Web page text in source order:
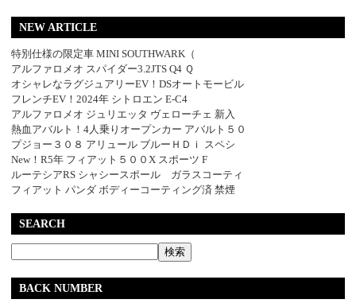
NEW ARTICLE
特別仕様の限定車 MINI SOUTHWARK（
アルファロメオ スパイダー3.2JTS Q4 Ｑ
オシャレなラグジュアリーEV！DSオートモービル
フレンチEV！2024年 シトロエン E-C4
アルファロメオ ジュリエッタ ヴェローチェ 新入
熱血アバルト！4人乗りオープンカー アバルト５０
プジョー３０８ アリュール ブルーＨＤｉ スペシ
New！R5年 フィアット５００X スポーツ F
ルーテシアRS シャシースポール ガラスコーティ
フィアット パンダ ボディーコーティング済 禁煙
SEARCH
BACK NUMBER